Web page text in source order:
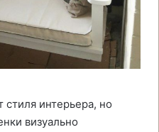
стиля интерьера, но
визуально